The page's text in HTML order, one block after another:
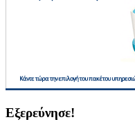
Εξερεύνησε!